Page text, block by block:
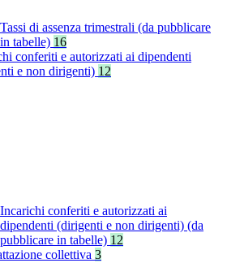
Tassi di assenza trimestrali (da pubblicare
in tabelle) 16
conferiti e autorizzati ai dipendenti
e non dirigenti) 12
Incarichi conferiti e autorizzati ai
dipendenti (dirigenti e non dirigenti) (da
pubblicare in tabelle) 12
collettiva 3